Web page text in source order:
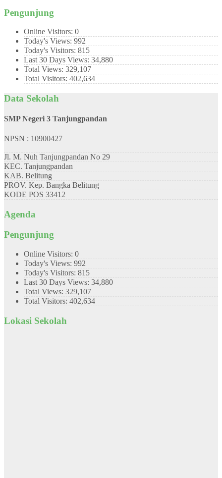
Pengunjung
Online Visitors: 0
Today's Views: 992
Today's Visitors: 815
Last 30 Days Views: 34,880
Total Views: 329,107
Total Visitors: 402,634
Data Sekolah
SMP Negeri 3 Tanjungpandan
NPSN : 10900427
Jl. M. Nuh Tanjungpandan No 29
KEC. Tanjungpandan
KAB. Belitung
PROV. Kep. Bangka Belitung
KODE POS 33412
Agenda
Pengunjung
Online Visitors: 0
Today's Views: 992
Today's Visitors: 815
Last 30 Days Views: 34,880
Total Views: 329,107
Total Visitors: 402,634
Lokasi Sekolah